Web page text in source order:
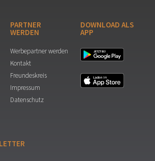
PARTNER
WERDEN
Werbepartner werden
Kontakt
Freundeskreis
Impressum
Datenschutz
DOWNLOAD ALS
APP